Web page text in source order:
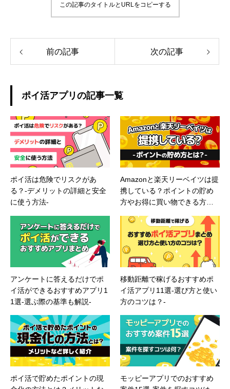
この記事のタイトルとURLをコピーする
前の記事 次の記事
ポイ活アプリの記事一覧
ポイ活は危険でリスクがあ
る？-デメリットの詳細と安全
に使う方法-
Amazonと楽天リーベイツは提
携している？ポイントの貯め
方やお得に買い物できる方法
アンケートに答えるだけでポ
イ活ができるおすすめアプリ1
1選-選ぶ際の基準も解説-
移動距離で稼げるおすすめポ
イ活アプリ11選-選び方と使い
方のコツは？-
ポイ活で貯めたポイントの現
モッピーアプリでのおすすめ